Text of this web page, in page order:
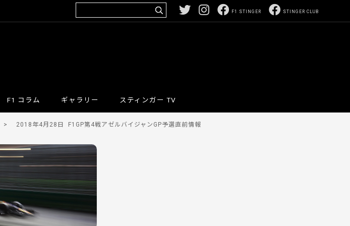
STINGER CLUB
F1 STINGER
F1 コラム ギャラリー スティンガー TV
> 2018年4月28日 F1GP第4戦アゼルバイジャンGP予選直前情報